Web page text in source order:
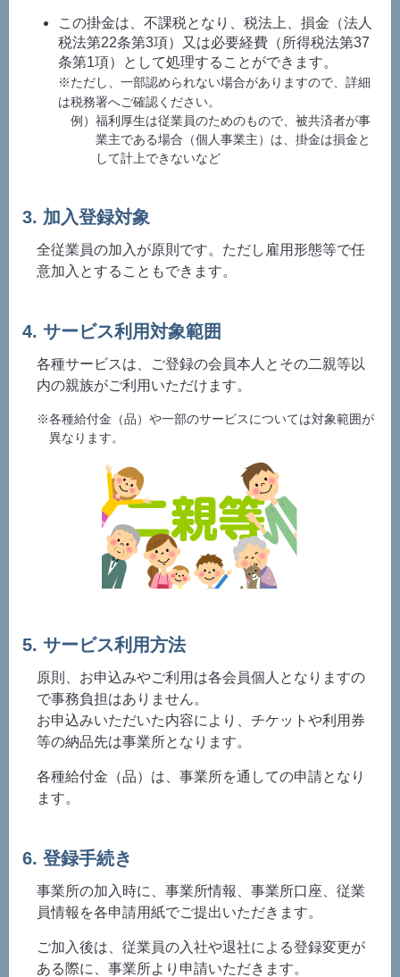
この掛金は、不課税となり、税法上、損金（法人
税法第22条第3項）又は必要経費（所得税法第37
条第1項）として処理することができます。
※ただし、一部認められない場合がありますので、詳細
は税務署へご確認ください。
例）福利厚生は従業員のためのもので、被共済者が事
業主である場合（個人事業主）は、掛金は損金と
して計上できないなど
3. 加入登録対象
全従業員の加入が原則です。ただし雇用形態等で任
意加入とすることもできます。
4. サービス利用対象範囲
各種サービスは、ご登録の会員本人とその二親等以
内の親族がご利用いただけます。
※各種給付金（品）や一部のサービスについては対象範囲が
異なります。
5. サービス利用方法
原則、お申込みやご利用は各会員個人となりますの
で事務負担はありません。
お申込みいただいた内容により、チケットや利用券
等の納品先は事業所となります。
各種給付金（品）は、事業所を通しての申請となり
ます。
6. 登録手続き
事業所の加入時に、事業所情報、事業所口座、従業
員情報を各申請用紙でご提出いただきます。
ご加入後は、従業員の入社や退社による登録変更が
ある際に、事業所より申請いただきます。